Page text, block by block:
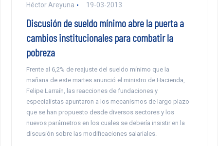
Héctor Areyuna 19-03-2013
Discusión de sueldo mínimo abre la puerta a
cambios institucionales para combatir la
pobreza
Frente al 6,2% de reajuste del sueldo mínimo que la
mañana de este martes anunció el ministro de Hacienda,
Felipe Larraín, las reacciones de fundaciones y
especialistas apuntaron a los mecanismos de largo plazo
que se han propuesto desde diversos sectores y los
nuevos parámetros en los cuales se debería insistir en la
discusión sobre las modificaciones salariales.